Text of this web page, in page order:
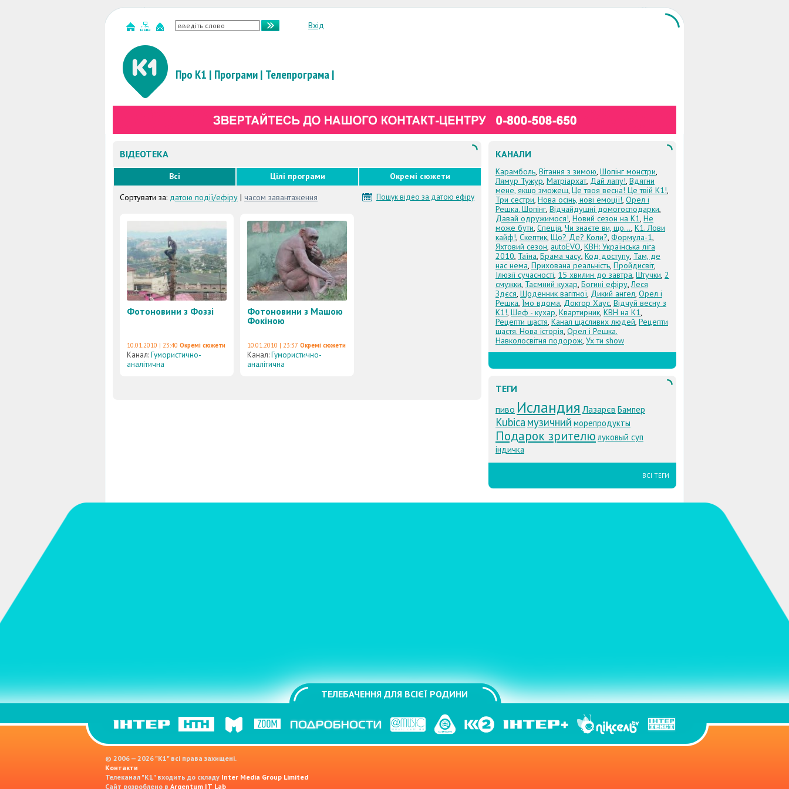
Вхід
Про К1 | Програми| Телепрограма|
ВІДЕОТЕКА
Всі Цілі програми Окремі сюжети
Пошук відео за датою ефіру
Сортувати за: датою події/ефіру | часом завантаження
Фотоновини з Фоззі
10.01.2010 | 23:40 Окремі сюжети
Канал:Гумористично-
аналітична
Фотоновини з Машою
Фокіною
10.01.2010 | 23:37 Окремі сюжети
Канал:Гумористично-
аналітична
КАНАЛИ
Карамболь, Вітання з зимою, Шопінг монстри,
Лямур Тужур, Матріархат, Дай лапу!, Вдягни
мене, якщо зможеш, Це твоя весна! Це твій К1!,
Три сестри, Нова осінь, нові емоції!, Орел і
Решка. Шопінг, Відчайдушні домогосподарки,
Давай одружимося!, Новий сезон на К1, Не
може бути, Спеція, Чи знаєте ви, що..., К1. Лови
кайф!, Скептик, Що? Де? Коли?, Формула-1,
Яхтовий сезон, autoEVO, КВН: Українська ліга
2010, Таїна, Брама часу, Код доступу, Там, де
нас нема, Прихована реальність, Пройдисвіт,
Ілюзії сучасності, 15 хвилин до завтра, Штучки, 2
смужки, Таємний кухар, Богині ефіру,Леся
Здєся, Щоденник вагітної, Дикий ангел, Орел і
Решка, Їмо вдома, Доктор Хаус, Відчуй весну з
К1!, Шеф - кухар, Квартирник, КВН на К1,
Рецепти щастя, Канал щасливих людей, Рецепти
щастя. Нова історія, Орел і Решка.
Навколосвітня подорож, Ух ти show
ТЕГИ
пиво Исландия Лазарєв Бампер
Kubicaмузичний морепродукты
Подарок зрителю луковый суп
індичка
ВСІ ТЕГИ
ТЕЛЕБАЧЕННЯ ДЛЯ ВСІЄЇ РОДИНИ
© 2006 — 2026 "K1" всі права захищені.
Контакти
Телеканал "К1" входить до складу Inter Media Group Limited
Сайт розроблено в Argentum IT Lab